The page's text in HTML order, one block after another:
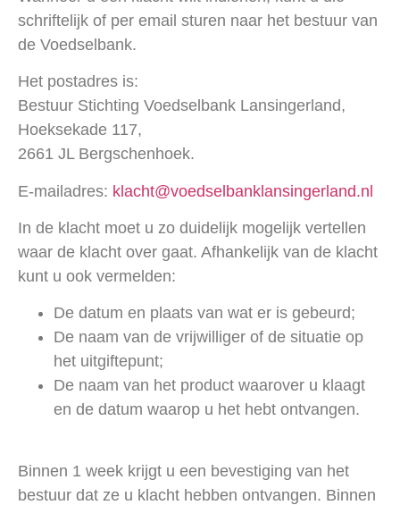
schriftelijk of per email sturen naar het bestuur van
de Voedselbank.
Het postadres is:
Bestuur Stichting Voedselbank Lansingerland,
Hoeksekade 117,
2661 JL Bergschenhoek.
E-mailadres: klacht@voedselbanklansingerland.nl
In de klacht moet u zo duidelijk mogelijk vertellen
waar de klacht over gaat. Afhankelijk van de klacht
kunt u ook vermelden:
De datum en plaats van wat er is gebeurd;
De naam van de vrijwilliger of de situatie op
het uitgiftepunt;
De naam van het product waarover u klaagt
en de datum waarop u het hebt ontvangen.
Binnen 1 week krijgt u een bevestiging van het
bestuur dat ze u klacht hebben ontvangen. Binnen